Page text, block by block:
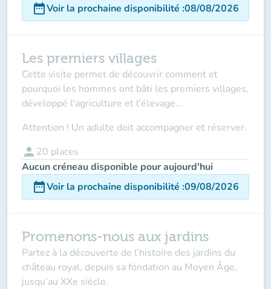
date_rangeVoir la prochaine disponibilité :08/08/2026
Les premiers villages
Cette visite permet de découvrir comment et
pourquoi les hommes ont bâti les premiers villages,
développé l'agriculture et l'élevage...
Attention ! Un adulte doit accompagner et réserver.
person 20 places
Aucun créneau disponible pour aujourd'hui
date_rangeVoir la prochaine disponibilité :09/08/2026
Promenons-nous aux jardins
Partez à la découverte de l’histoire des jardins du
château royal, depuis sa fondation au Moyen Âge,
jusqu’au XXe siècle.